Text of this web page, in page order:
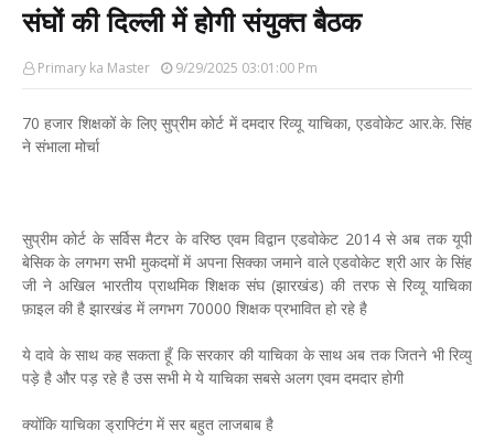
संघों की दिल्ली में होगी संयुक्त बैठक
Primary ka Master 9/29/2025 03:01:00 Pm
70 हजार शिक्षकों के लिए सुप्रीम कोर्ट में दमदार रिव्यू याचिका, एडवोकेट आर.के. सिंह
ने संभाला मोर्चा
सुप्रीम कोर्ट के सर्विस मैटर के वरिष्ठ एवम विद्वान एडवोकेट 2014 से अब तक यूपी
बेसिक के लगभग सभी मुकदमों में अपना सिक्का जमाने वाले एडवोकेट श्री आर के सिंह
जी ने अखिल भारतीय प्राथमिक शिक्षक संघ (झारखंड) की तरफ से रिव्यू याचिका
फ़ाइल की है झारखंड में लगभग 70000 शिक्षक प्रभावित हो रहे है
ये दावे के साथ कह सकता हूँ कि सरकार की याचिका के साथ अब तक जितने भी रिव्यु
पड़े है और पड़ रहे है उस सभी मे ये याचिका सबसे अलग एवम दमदार होगी
क्योंकि याचिका ड्राफ्टिंग में सर बहुत लाजबाब है